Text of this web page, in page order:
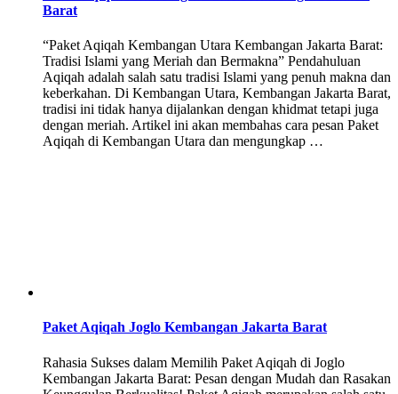
Barat
“Paket Aqiqah Kembangan Utara Kembangan Jakarta Barat:
Tradisi Islami yang Meriah dan Bermakna” Pendahuluan
Aqiqah adalah salah satu tradisi Islami yang penuh makna dan
keberkahan. Di Kembangan Utara, Kembangan Jakarta Barat,
tradisi ini tidak hanya dijalankan dengan khidmat tetapi juga
dengan meriah. Artikel ini akan membahas cara pesan Paket
Aqiqah di Kembangan Utara dan mengungkap …
Paket Aqiqah Joglo Kembangan Jakarta Barat
Rahasia Sukses dalam Memilih Paket Aqiqah di Joglo
Kembangan Jakarta Barat: Pesan dengan Mudah dan Rasakan